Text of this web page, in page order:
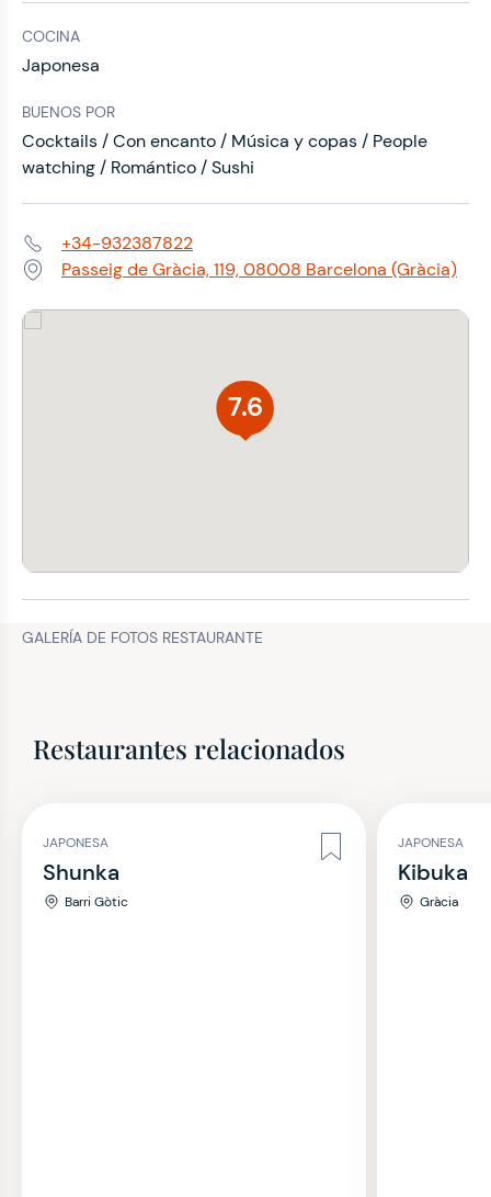
COCINA
Japonesa
BUENOS POR
Cocktails / Con encanto / Música y copas / People
watching / Romántico / Sushi
Teléfono:+34-932387822
Dirección:Passeig de Gràcia, 119, 08008 Barcelona (Gràcia)
7.6
GALERÍA DE FOTOS RESTAURANTE
Restaurantes relacionados
JAPONESA
Shunka
Barri Gòtic
JAPONESA
Kibuka
Gràcia